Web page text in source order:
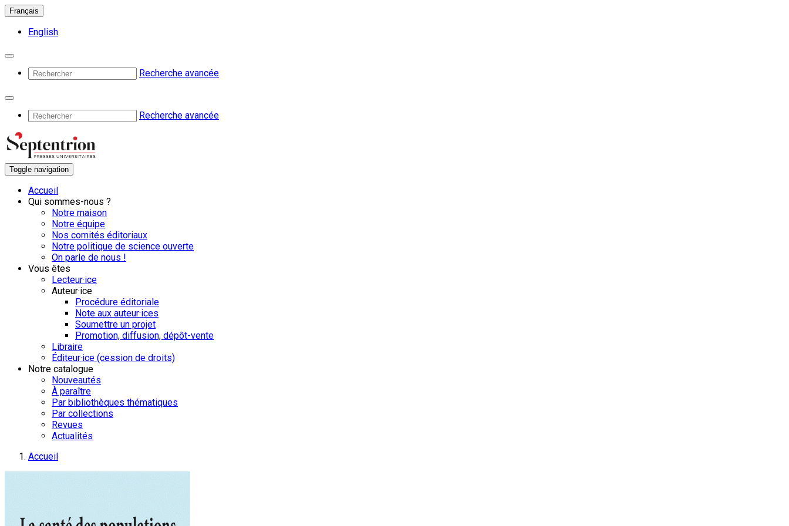
Français
English
Recherche avancée
Recherche avancée
Toggle navigation
Accueil
Qui sommes-nous ?
Notre maison
Notre équipe
Nos comités éditoriaux
Notre politique de science ouverte
On parle de nous !
Vous êtes
Lecteur·ice
Auteur·ice
Procédure éditoriale
Note aux auteur·ices
Soumettre un projet
Promotion, diffusion, dépôt-vente
Libraire
Éditeur·ice (cession de droits)
Notre catalogue
Nouveautés
À paraître
Par bibliothèques thématiques
Par collections
Revues
Actualités
Accueil